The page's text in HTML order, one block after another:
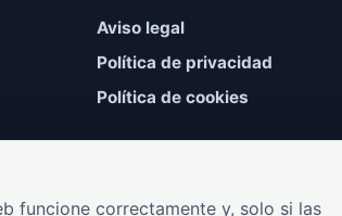
Aviso legal
Política de privacidad
Política de cookies
funcione correctamente y, solo si las